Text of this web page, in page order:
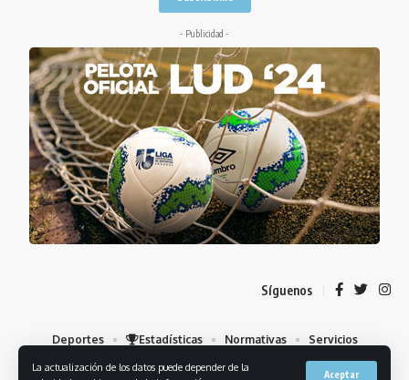
La actualización de los datos puede depender de la
Aceptar
- Publicidad -
Síguenos
Deportes Estadísticas Normativas
Servicios